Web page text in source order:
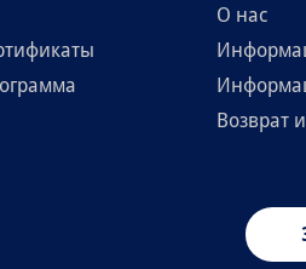
О нас
Возврат